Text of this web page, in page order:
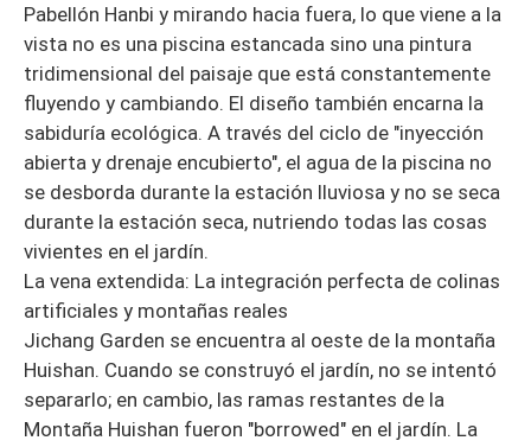
Pabellón Hanbi y mirando hacia fuera, lo que viene a la
vista no es una piscina estancada sino una pintura
tridimensional del paisaje que está constantemente
fluyendo y cambiando. El diseño también encarna la
sabiduría ecológica. A través del ciclo de "inyección
abierta y drenaje encubierto", el agua de la piscina no
se desborda durante la estación lluviosa y no se seca
durante la estación seca, nutriendo todas las cosas
vivientes en el jardín.
La vena extendida: La integración perfecta de colinas
artificiales y montañas reales
Jichang Garden se encuentra al oeste de la montaña
Huishan. Cuando se construyó el jardín, no se intentó
separarlo; en cambio, las ramas restantes de la
Montaña Huishan fueron "borrowed" en el jardín. La